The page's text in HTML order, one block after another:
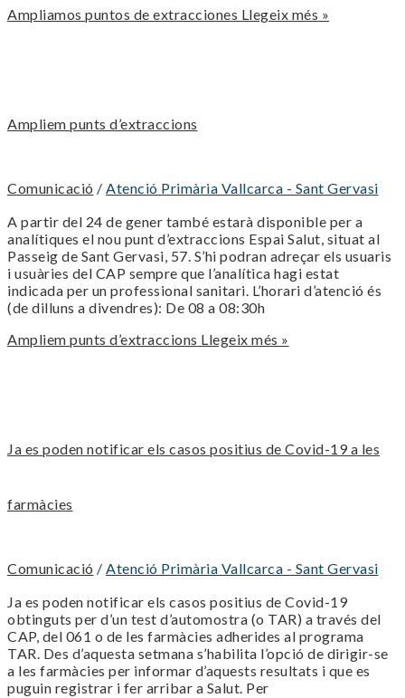
Ampliamos puntos de extracciones Llegeix més »
Ampliem punts d’extraccions
Comunicació / Atenció Primària Vallcarca - Sant Gervasi
A partir del 24 de gener també estarà disponible per a
analítiques el nou punt d’extraccions Espai Salut, situat al
Passeig de Sant Gervasi, 57. S’hi podran adreçar els usuaris
i usuàries del CAP sempre que l’analítica hagi estat
indicada per un professional sanitari. L’horari d’atenció és
(de dilluns a divendres): De 08 a 08:30h
Ampliem punts d’extraccions Llegeix més »
Ja es poden notificar els casos positius de Covid-19 a les
farmàcies
Comunicació / Atenció Primària Vallcarca - Sant Gervasi
Ja es poden notificar els casos positius de Covid-19
obtinguts per d’un test d’automostra (o TAR) a través del
CAP, del 061 o de les farmàcies adherides al programa
TAR. Des d’aquesta setmana s’habilita l’opció de dirigir-se
a les farmàcies per informar d’aquests resultats i que es
puguin registrar i fer arribar a Salut. Per